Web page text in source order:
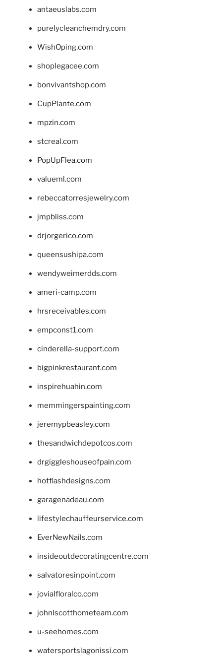
antaeuslabs.com
purelycleanchemdry.com
WishOping.com
shoplegacee.com
bonvivantshop.com
CupPlante.com
mpzin.com
stcreal.com
PopUpFlea.com
valueml.com
rebeccatorresjewelry.com
jmpbliss.com
drjorgerico.com
queensushipa.com
wendyweimerdds.com
ameri-camp.com
hrsreceivables.com
empconst1.com
cinderella-support.com
bigpinkrestaurant.com
inspirehuahin.com
memmingerspainting.com
jeremypbeasley.com
thesandwichdepotcos.com
drgiggleshouseofpain.com
hotflashdesigns.com
garagenadeau.com
lifestylechauffeurservice.com
EverNewNails.com
insideoutdecoratingcentre.com
salvatoresinpoint.com
jovialfloralco.com
johnlscotthometeam.com
u-seehomes.com
watersportslagonissi.com